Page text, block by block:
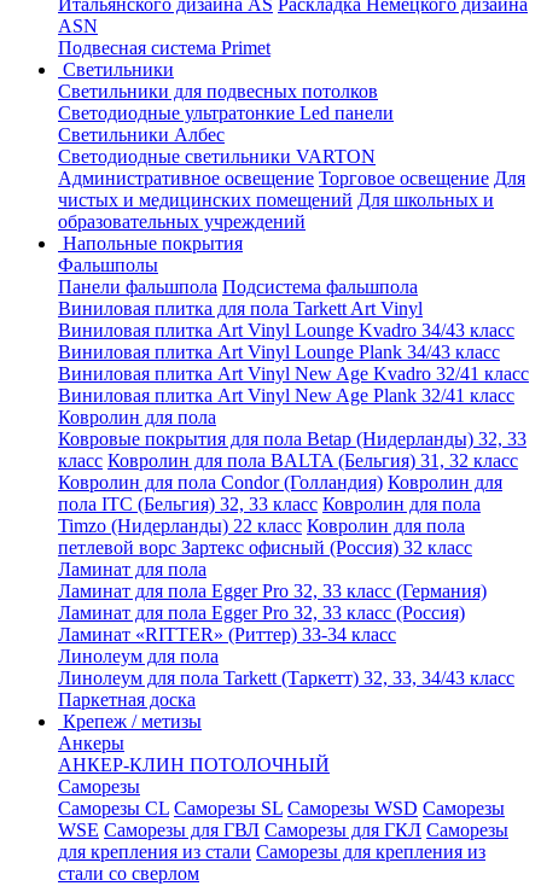
Итальянского дизайна AS Раскладка Немецкого дизайна
АSN
Подвесная система Primet
Светильники
Светильники для подвесных потолков
Светодиодные ультратонкие Led панели
Светильники Албес
Светодиодные светильники VARTON
Административное освещение Торговое освещение Для
чистых и медицинских помещений Для школьных и
образовательных учреждений
Напольные покрытия
Фальшполы
Панели фальшпола Подсистема фальшпола
Виниловая плитка для пола Tarkett Art Vinyl
Виниловая плитка Art Vinyl Lounge Kvadro 34/43 класс
Виниловая плитка Art Vinyl Lounge Plank 34/43 класс
Виниловая плитка Art Vinyl New Age Kvadro 32/41 класс
Виниловая плитка Art Vinyl New Age Plank 32/41 класс
Ковролин для пола
Ковровые покрытия для пола Betap (Нидерланды) 32, 33
класс Ковролин для пола BALTA (Бельгия) 31, 32 класс
Ковролин для пола Condor (Голландия) Ковролин для
пола ITC (Бельгия) 32, 33 класс Ковролин для пола
Timzo (Нидерланды) 22 класс Ковролин для пола
петлевой ворс Зартекс офисный (Россия) 32 класс
Ламинат для пола
Ламинат для пола Egger Pro 32, 33 класс (Германия)
Ламинат для пола Egger Pro 32, 33 класс (Россия)
Ламинат «RITTER» (Риттер) 33-34 класс
Линолеум для пола
Линолеум для пола Tarkett (Таркетт) 32, 33, 34/43 класс
Паркетная доска
Крепеж / метизы
Анкеры
АНКЕР-КЛИН ПОТОЛОЧНЫЙ
Саморезы
Саморезы CL Саморезы SL Саморезы WSD Саморезы
WSE Саморезы для ГВЛ Саморезы для ГКЛ Саморезы
для крепления из стали Саморезы для крепления из
стали со сверлом